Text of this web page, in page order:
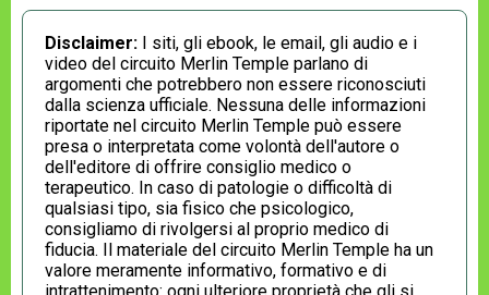
Disclaimer: I siti, gli ebook, le email, gli audio e i
video del circuito Merlin Temple parlano di
argomenti che potrebbero non essere riconosciuti
dalla scienza ufficiale. Nessuna delle informazioni
riportate nel circuito Merlin Temple può essere
presa o interpretata come volontà dell'autore o
dell'editore di offrire consiglio medico o
terapeutico. In caso di patologie o difficoltà di
qualsiasi tipo, sia fisico che psicologico,
consigliamo di rivolgersi al proprio medico di
fiducia. Il materiale del circuito Merlin Temple ha un
valore meramente informativo, formativo e di